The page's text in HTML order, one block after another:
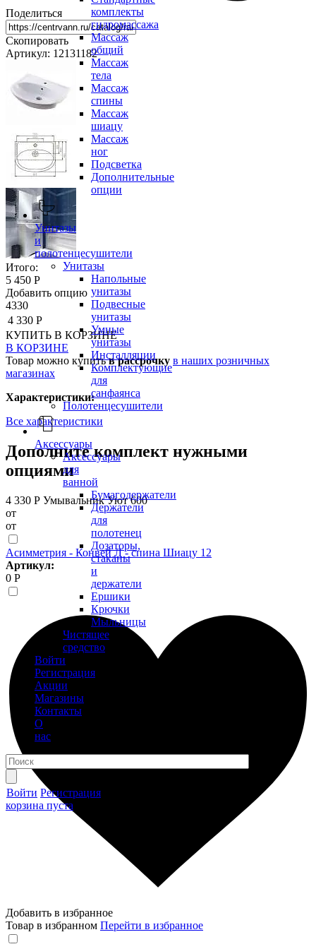
комплекты
гидромассажа
Массаж
общий
Массаж
тела
Массаж
спины
Массаж
шиацу
Массаж
ног
Подсветка
Дополнительные
опции
Унитазы
и
полотенцесушители
Унитазы
Напольные
унитазы
Подвесные
унитазы
Умные
унитазы
Инсталляции
Комплектующие
для
санфаянса
Полотенцесушители
Аксессуары
Аксессуары
для
ванной
Бумагодержатели
Держатели
для
полотенец
Дозаторы,
стаканы
и
держатели
Ершики
Крючки
Мыльницы
Чистящее
средство
Войти
Регистрация
Акции
Магазины
Контакты
О
нас
Войти Регистрация
корзина пуста
Поделиться
Скопировать
Артикул: 12131182
Итого:
5 450 Р
Добавить опцию
4330
4 330 Р
КУПИТЬ В КОРЗИНЕ
В КОРЗИНЕ
Товар можно купитьв рассрочку в наших розничных
магазинах
Характеристики:
Все характеристики
Дополните комплект нужными
опциями
4 330 Р Умывальник Уют 600
от
от
Асимметрия - Конвей Л - спина Шиацу 12
Артикул:
0 Р
Добавить в избранное
Товар в избранном Перейти в избранное